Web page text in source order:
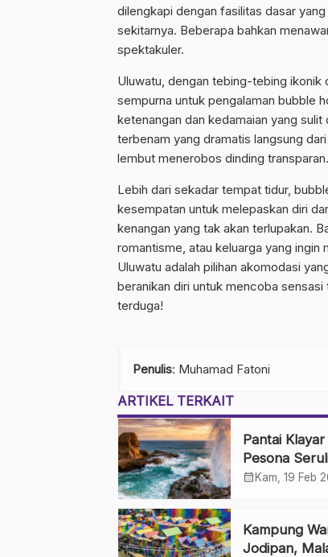
dilengkapi dengan fasilitas dasar
sekitarnya. Beberapa bahkan
spektakuler.
Uluwatu, dengan tebing-tebing ikonik
sempurna untuk pengalaman bubble
ketenangan dan kedamaian yang
terbenam yang dramatis langsung
lembut menerobos dinding transparan.
Lebih dari sekadar tempat tidur,
kesempatan untuk melepaskan diri
kenangan yang tak akan terlupakan.
romantisme, atau keluarga yang
Uluwatu adalah pilihan akomodasi
beranikan diri untuk mencoba
terduga!
Penulis: Muhamad Fatoni
ARTIKEL TERKAIT
Pantai
Pesona
Samudra dan
calendar_month Kam, 19 Feb
Kampung
Jodipan,